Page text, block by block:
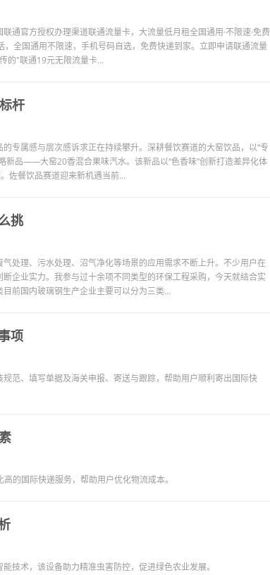
通官方授权办理渠道联通流量卡，大流量低月租全国通用·不限速·免费
全国通用不限速，手机号码自选，免费快递到家。立即申请联通流量
的"联通19元无限流量卡...
杆
专属感与层次感诉求正在持续攀升。深耕餐饮赛道的大窑饮品，以“专
新品——大窑20香混合果味汽水。该新品以“色香味”创新打造差异化体
佐餐饮品赛道迎来新机遇当前...
挑
处理、污水处理、沼气净化等场景的应用需求不断上升。不少用户在
企业实力。我参与过十余项不同类型的环保工程采购，今天就结合实
前国内玻璃钢生产企业主要可以分为三类...
项
范、填写单据及海关申报、寄送与跟踪，帮助用户顺利寄出国际快
的国际快递服务，帮助用户优化物流成本。
技术，该设备助力精准虫害防控，促进绿色农业发展。